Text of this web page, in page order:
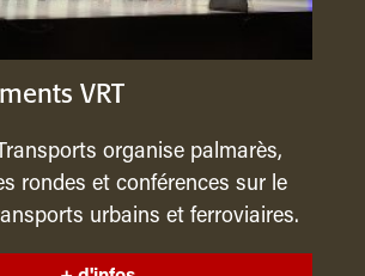
VRT
organise palmarès,
rondes et conférences sur le
urbains et ferroviaires.